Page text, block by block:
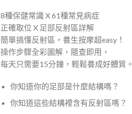
8種保健常識 X 61種常見病症
正確取位 X 足部反射區詳解
簡單搞懂反射區，養生按摩超easy！
操作步驟全彩圖解，隨查即用，
每天只需要15分鐘，輕鬆養成好體質。
你知道你的足部是什麼結構嗎？
你知道這些結構裡含有反射區嗎？